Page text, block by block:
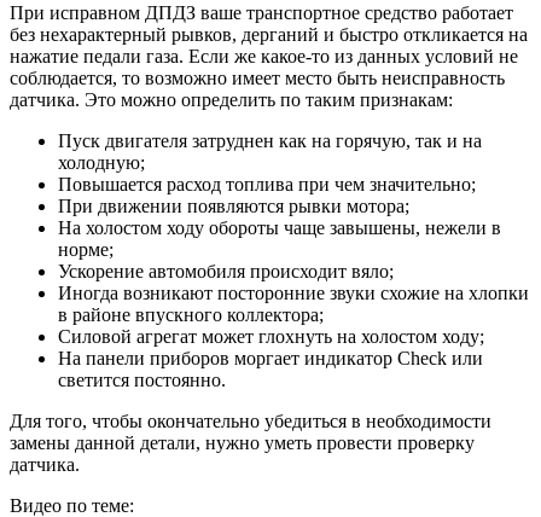
При исправном ДПДЗ ваше транспортное средство работает
без нехарактерный рывков, дерганий и быстро откликается на
нажатие педали газа. Если же какое-то из данных условий не
соблюдается, то возможно имеет место быть неисправность
датчика. Это можно определить по таким признакам:
Пуск двигателя затруднен как на горячую, так и на
холодную;
Повышается расход топлива при чем значительно;
При движении появляются рывки мотора;
На холостом ходу обороты чаще завышены, нежели в
норме;
Ускорение автомобиля происходит вяло;
Иногда возникают посторонние звуки схожие на хлопки
в районе впускного коллектора;
Силовой агрегат может глохнуть на холостом ходу;
На панели приборов моргает индикатор Check или
светится постоянно.
Для того, чтобы окончательно убедиться в необходимости
замены данной детали, нужно уметь провести проверку
датчика.
Видео по теме: